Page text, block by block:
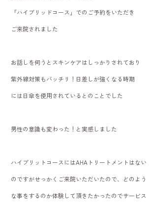
「ハイブリッドコース」でのご予約をいただき
ご来院されました
お話しを伺うとスキンケアはしっかりされており
紫外線対策もバッチリ！日差しが強くなる時期
には日傘を使用されているとのことでした
男性の意識も変わった！と実感しました
ハイブリットコースにはAHAトリートメントはない
のですがせっかくご来院いただいたので、どのよう
な事をするのか体験して頂きたかったのでサービス